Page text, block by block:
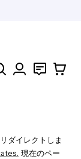
お問い合わ
カート
ダイレクトしま
. 現在のペー